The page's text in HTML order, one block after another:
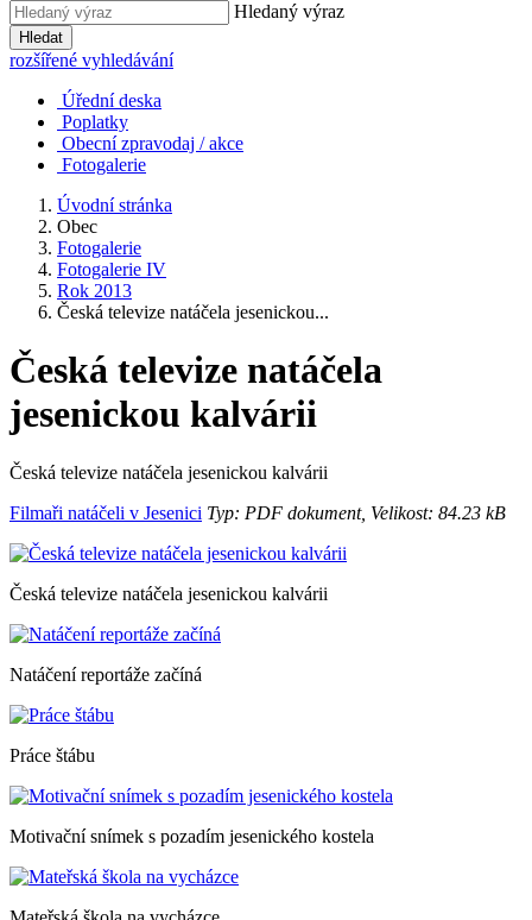
Hledaný výraz
Hledat
rozšířené vyhledávání
Úřední deska
Poplatky
Obecní zpravodaj / akce
Fotogalerie
Úvodní stránka
Obec
Fotogalerie
Fotogalerie IV
Rok 2013
Česká televize natáčela jesenickou...
Česká televize natáčela
jesenickou kalvárii
Česká televize natáčela jesenickou kalvárii
Filmaři natáčeli v Jesenici Typ: PDF dokument, Velikost: 84.23 kB
Česká televize natáčela jesenickou kalvárii
Natáčení reportáže začíná
Práce štábu
Motivační snímek s pozadím jesenického kostela